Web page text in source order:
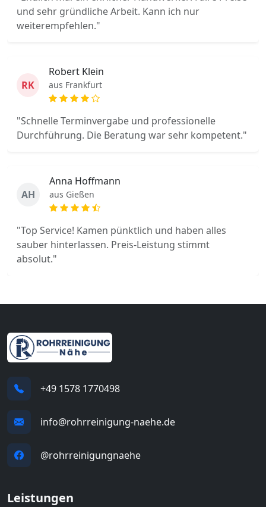
und sehr gründliche Arbeit. Kann ich nur
weiterempfehlen."
RK
Robert Klein
aus Frankfurt
"Schnelle Terminvergabe und professionelle
Durchführung. Die Beratung war sehr kompetent."
AH
Anna Hoffmann
aus Gießen
"Top Service! Kamen pünktlich und haben alles
sauber hinterlassen. Preis-Leistung stimmt
absolut."
+49 1578 1770498
info@rohrreinigung-naehe.de
@rohrreinigungnaehe
Leistungen